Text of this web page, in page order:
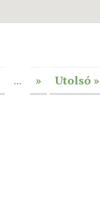
... » Utolsó »